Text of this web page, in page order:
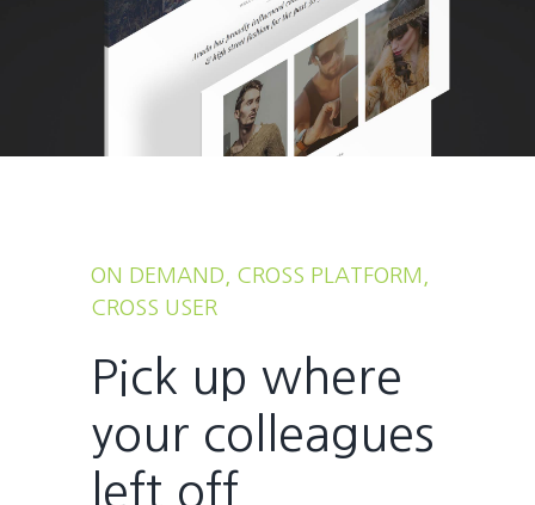
ON DEMAND, CROSS PLATFORM,
CROSS USER
Pick up where
your colleagues
left off